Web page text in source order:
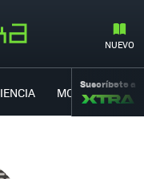
NUEVO
MOVILIDAD
Suscríbete a